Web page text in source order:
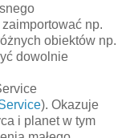
np.
obiektów np.
dowolnie
). Okazuje
i planet w tym